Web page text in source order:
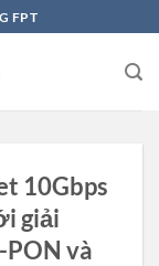
FPT
10Gbps
giải
PON và